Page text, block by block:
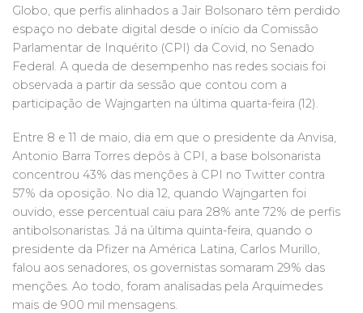
Globo, que perfis alinhados a Jair Bolsonaro têm perdido
espaço no debate digital desde o início da Comissão
Parlamentar de Inquérito (CPI) da Covid, no Senado
Federal. A queda de desempenho nas redes sociais foi
observada a partir da sessão que contou com a
participação de Wajngarten na última quarta-feira (12).
Entre 8 e 11 de maio, dia em que o presidente da Anvisa,
Antonio Barra Torres depôs à CPI, a base bolsonarista
concentrou 43% das menções à CPI no Twitter contra
57% da oposição. No dia 12, quando Wajngarten foi
ouvido, esse percentual caiu para 28% ante 72% de perfis
antibolsonaristas. Já na última quinta-feira, quando o
presidente da Pfizer na América Latina, Carlos Murillo,
falou aos senadores, os governistas somaram 29% das
menções. Ao todo, foram analisadas pela Arquimedes
mais de 900 mil mensagens.